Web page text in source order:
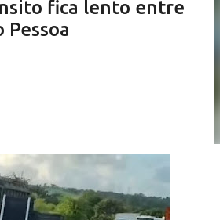
fica lento entre
Pessoa